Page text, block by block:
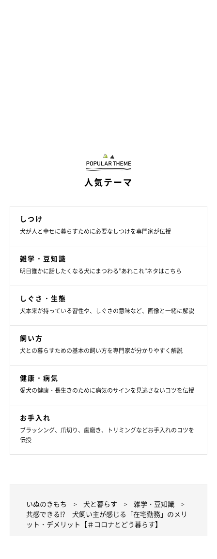
いぬのきもち投稿写真ギャラリー
健康チェックがこまめにできたという声もありましたね！
「たくさん触れあえるし、食事に気をつけてあげられる」
きた」
「愛犬の健康状態をチェックできる」
「生後10カ月の子犬なのですが、いつもより長く一緒に居
ることができたので、今までできなかったこと（歯磨きや
「しつけのし直しをする機会がができ、多少の改善が見ら
れました」
「トイレの後始末がすぐに出来る。体調の変化にすぐに気
「家族が不在の時はゲージに入って留守番をさせていま
す。仕事が長引いたり、そのため散歩に行けなかったりす
ると夜にオシッコをトイレ以外でする事が多いのですが、
自粛期間中は誰かが居るので安心したのか粗相をしません
人気テーマ
しつけ
犬が人と幸せに暮らすために必要なしつけを専門家が伝授
雑学・豆知識
明日誰かに話したくなる犬にまつわる”あれこれ”ネタはこちら
しぐさ・生態
犬本来が持っている習性や、しぐさの意味など、画像と一緒に解説
飼い方
犬との暮らすための基本の飼い方を専門家が分かりやすく解説
健康・病気
愛犬の健康・長生きのために病気のサインを見逃さないコツを伝授
お手入れ
ブラッシング、爪切り、歯磨き、トリミングなどお手入れのコツを
伝授
いぬのきもち 犬と暮らす
雑学・豆知識
共感できる!? 犬飼い主が感じる「在宅勤務」のメリ
ット・デメリット【＃コロナとどう暮らす】